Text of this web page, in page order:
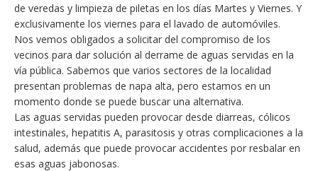
de veredas y limpieza de piletas en los días Martes y Viernes. Y
exclusivamente los viernes para el lavado de automóviles.
Nos vemos obligados a solicitar del compromiso de los
vecinos para dar solución al derrame de aguas servidas en la
vía pública. Sabemos que varios sectores de la localidad
presentan problemas de napa alta, pero estamos en un
momento donde se puede buscar una alternativa.
Las aguas servidas pueden provocar desde diarreas, cólicos
intestinales, hepatitis A, parasitosis y otras complicaciones a la
salud, además que puede provocar accidentes por resbalar en
esas aguas jabonosas.